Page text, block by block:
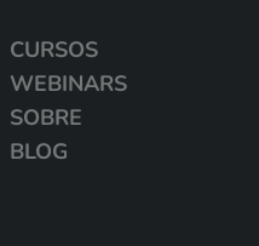
CURSOS
WEBINARS
SOBRE
BLOG